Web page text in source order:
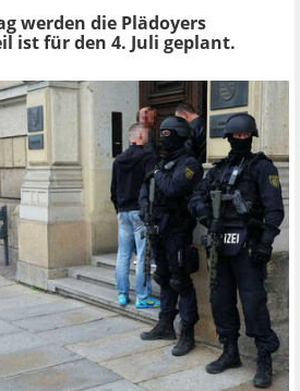
werden die Plädoyers
ist für den 4. Juli geplant.